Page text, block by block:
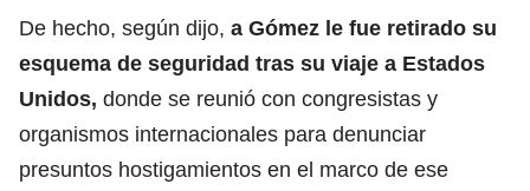
De hecho, según dijo, a Gómez le fue retirado su
esquema de seguridad tras su viaje a Estados
Unidos, donde se reunió con congresistas y
organismos internacionales para denunciar
presuntos hostigamientos en el marco de ese